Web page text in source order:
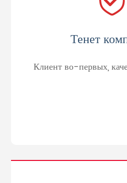
Тенет
Клиент во-первых,